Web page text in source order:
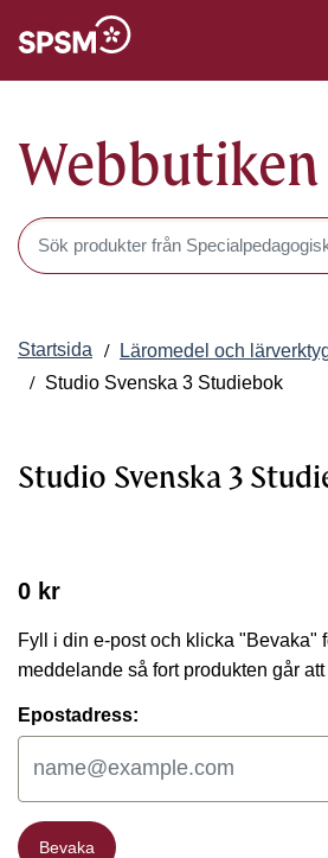
Webbutiken
Sök produkter i Webbutiken
Startsida
Läromedel och
Studio Svenska 3 Studiebok
Studio Svenska 3
0 kr
Fyll i din e-post och klicka "Bevaka"
meddelande så fort produkten går att
Epostadress:
Bevaka
Bevaka